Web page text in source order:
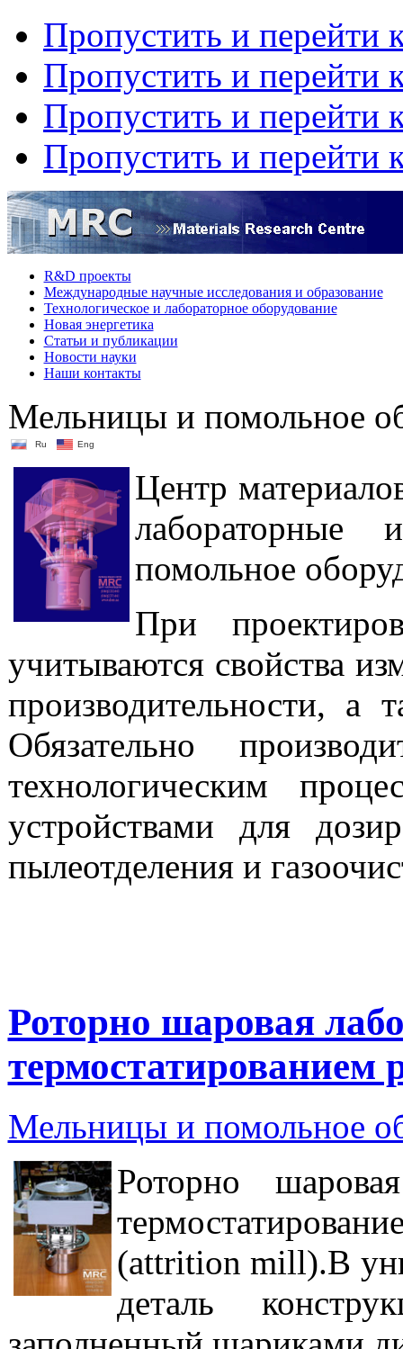
Пропустить и перейти
Пропустить и перейти
Пропустить и перейти
Пропустить и перейти
R&D проекты
Международные научные исследования и образование
Технологическое и лабораторное оборудование
Hовая энергетика
Статьи и публикации
Новости науки
Наши контакты
Мельницы и помольное
Ru Eng
Центр
помольное
При
учитываются свойства
производительности, а
Обязательно
технологическим
устройствами для
пылеотделения и
Роторно шаровая
термостатированием
Мельницы и помольное
Роторно
(attrition mill).В
деталь